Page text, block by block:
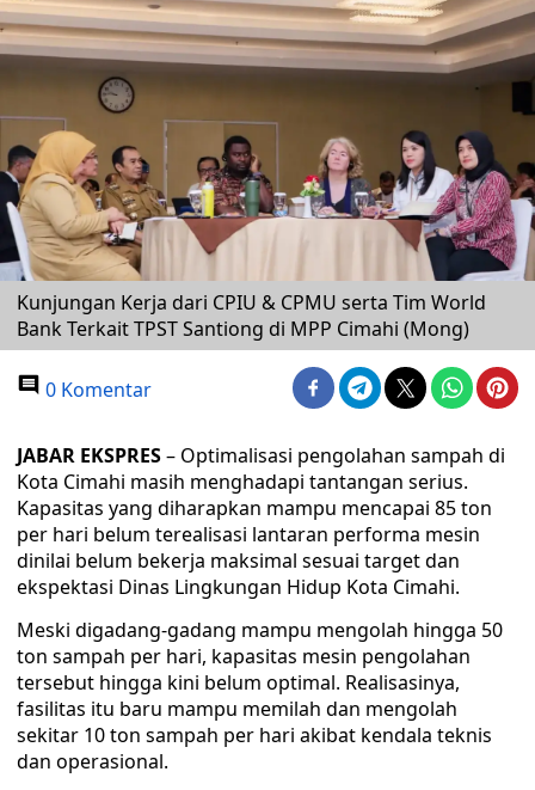
Kunjungan Kerja dari CPIU & CPMU serta Tim World
Bank Terkait TPST Santiong di MPP Cimahi (Mong)
0 Komentar
JABAR EKSPRES– Optimalisasi pengolahan sampah di
Kota Cimahi masih menghadapi tantangan serius.
Kapasitas yang diharapkan mampu mencapai 85 ton
per hari belum terealisasi lantaran performa mesin
dinilai belum bekerja maksimal sesuai target dan
ekspektasi Dinas Lingkungan Hidup Kota Cimahi.
Meski digadang-gadang mampu mengolah hingga 50
ton sampah per hari, kapasitas mesin pengolahan
tersebut hingga kini belum optimal. Realisasinya,
fasilitas itu baru mampu memilah dan mengolah
sekitar 10 ton sampah per hari akibat kendala teknis
dan operasional.